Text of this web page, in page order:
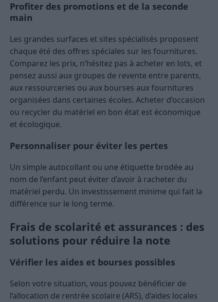
Profiter des promotions et de la seconde
main
Les grandes surfaces et sites spécialisés proposent
chaque été des offres spéciales sur les fournitures.
Comparez les prix, n’hésitez pas à acheter en lots, et
pensez aussi aux groupes de revente entre parents,
aux ressourceries ou aux bourses aux fournitures
organisées dans certaines écoles. Acheter d’occasion
ou recycler du matériel en bon état est économique
et écologique.
Personnaliser pour éviter les pertes
Un simple autocollant ou une étiquette brodée au
nom de l’enfant peut éviter d’avoir à racheter du
matériel perdu. Un investissement minime qui fait la
différence sur le long terme.
Frais de scolarité et assurances : des
solutions pour réduire la note
Vérifier les aides et bourses possibles
Selon votre situation, vous pouvez bénéficier de
l’allocation de rentrée scolaire (ARS), d’aides locales